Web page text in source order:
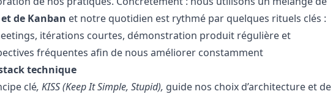
de Kanban et notre quotidien est rythmé par quelques rituels clés :
itérations courtes, démonstration produit régulière et
fréquentes afin de nous améliorer constamment
technique
clé, KISS(Keep It Simple, Stupid), guide nos choix d’architecture et de